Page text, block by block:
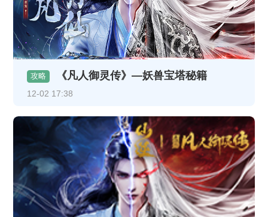
攻略 《凡人御灵传》—妖兽宝塔秘籍
12-02 17:38